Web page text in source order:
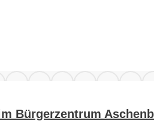
Bürgerzentrum